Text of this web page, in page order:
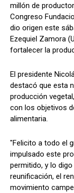
millón de
Congreso
dio origen este
Ezequiel Zamora
fortalecer la
El presidente
destacó que esta
producción
con los objetivos
alimentaria.
"Felicito a todo el
impulsado este
permitido, y lo
reunificación, el
movimiento